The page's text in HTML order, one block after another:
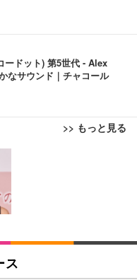
ドット) 第5世代 - Alex
なサウンド｜チャコール
>> もっと見る
椅子 テレワーク 疲れな
ト コンパクト 約105度ロッ
回転 座面昇降 強化ナイロ
シュ 在宅ワーク H-WY01
ア／デスクチェア メッシ
い ブラック
アムモニター | FlexScan
UHD・USB Type-C・ホワ
アムモニター | FlexScan
シーツ 薄型 レギュラー 1
ト 300枚
シーツ 厚型 ワイド 42枚
面:ライトブルー)
ス